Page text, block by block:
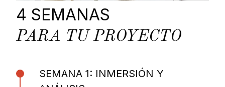
4 SEMANAS
PARA TU PROYECTO
SEMANA 1: INMERSIÓN Y